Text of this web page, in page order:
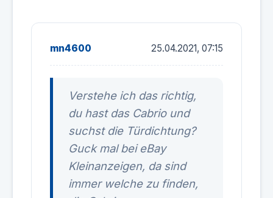
mn4600 25.04.2021, 07:15
Verstehe ich das richtig,
du hast das Cabrio und
suchst die Türdichtung?
Guck mal bei eBay
Kleinanzeigen, da sind
immer welche zu finden,